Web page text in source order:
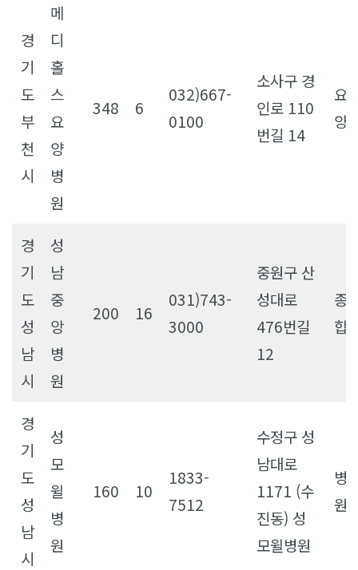
경
기
도
부
천
시
메
디
홀
스
요
양
병
원
348 6
032)667-
0100
소사구 경
인로 110
번길 14
요
양
경
기
도
성
남
시
성
남
중
앙
병
원
200 16
031)743-
3000
중원구 산
성대로
476번길
12
종
합
경
기
도
성
남
시
성
모
윌
병
원
160 10
1833-
7512
수정구 성
남대로
1171 (수
진동) 성
모윌병원
병
원